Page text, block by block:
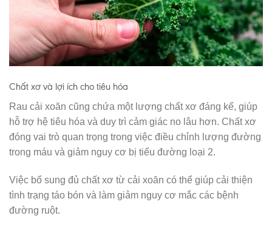
Chất xơ và lợi ích cho tiêu hóa
Rau cải xoăn cũng chứa một lượng chất xơ đáng kể, giúp
hỗ trợ hệ tiêu hóa và duy trì cảm giác no lâu hơn. Chất xơ
đóng vai trò quan trọng trong việc điều chỉnh lượng đường
trong máu và giảm nguy cơ bị tiểu đường loại 2.
Việc bổ sung đủ chất xơ từ cải xoăn có thể giúp cải thiện
tình trạng táo bón và làm giảm nguy cơ mắc các bệnh
đường ruột.